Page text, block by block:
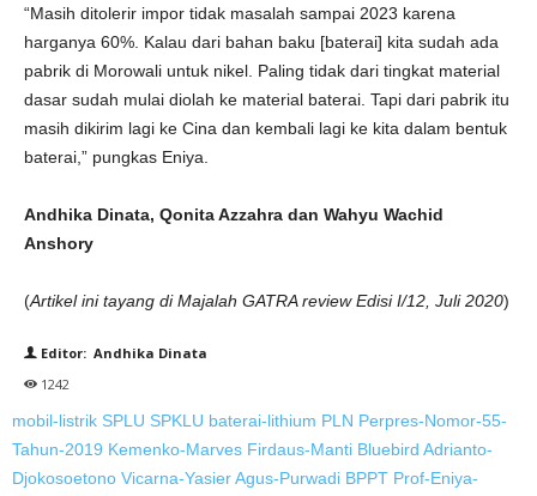
“Masih ditolerir impor tidak masalah sampai 2023 karena
harganya 60%. Kalau dari bahan baku [baterai] kita sudah ada
pabrik di Morowali untuk nikel. Paling tidak dari tingkat material
dasar sudah mulai diolah ke material baterai. Tapi dari pabrik itu
masih dikirim lagi ke Cina dan kembali lagi ke kita dalam bentuk
baterai,” pungkas Eniya.
Andhika Dinata, Qonita Azzahra dan Wahyu Wachid
Anshory
(Artikel ini tayang di Majalah GATRA review Edisi I/12, Juli 2020)
Editor: Andhika Dinata
1242
mobil-listrik SPLU SPKLU baterai-lithium PLN Perpres-Nomor-55-
Tahun-2019 Kemenko-Marves Firdaus-Manti Bluebird Adrianto-
Djokosoetono Vicarna-YasierAgus-Purwadi BPPT Prof-Eniya-